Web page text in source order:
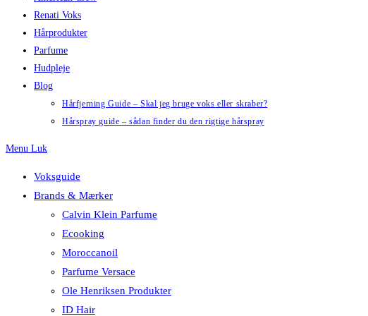
Renati Voks
Hårprodukter
Parfume
Hudpleje
Blog
Hårfjerning Guide – Skal jeg bruge voks eller skraber?
Hårspray guide – sådan finder du den rigtige hårspray
Menu Luk
Voksguide
Brands & Mærker
Calvin Klein Parfume
Ecooking
Moroccanoil
Parfume Versace
Ole Henriksen Produkter
ID Hair